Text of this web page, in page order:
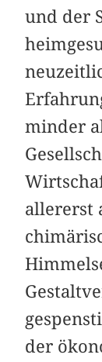
und der
minder
allererst
der